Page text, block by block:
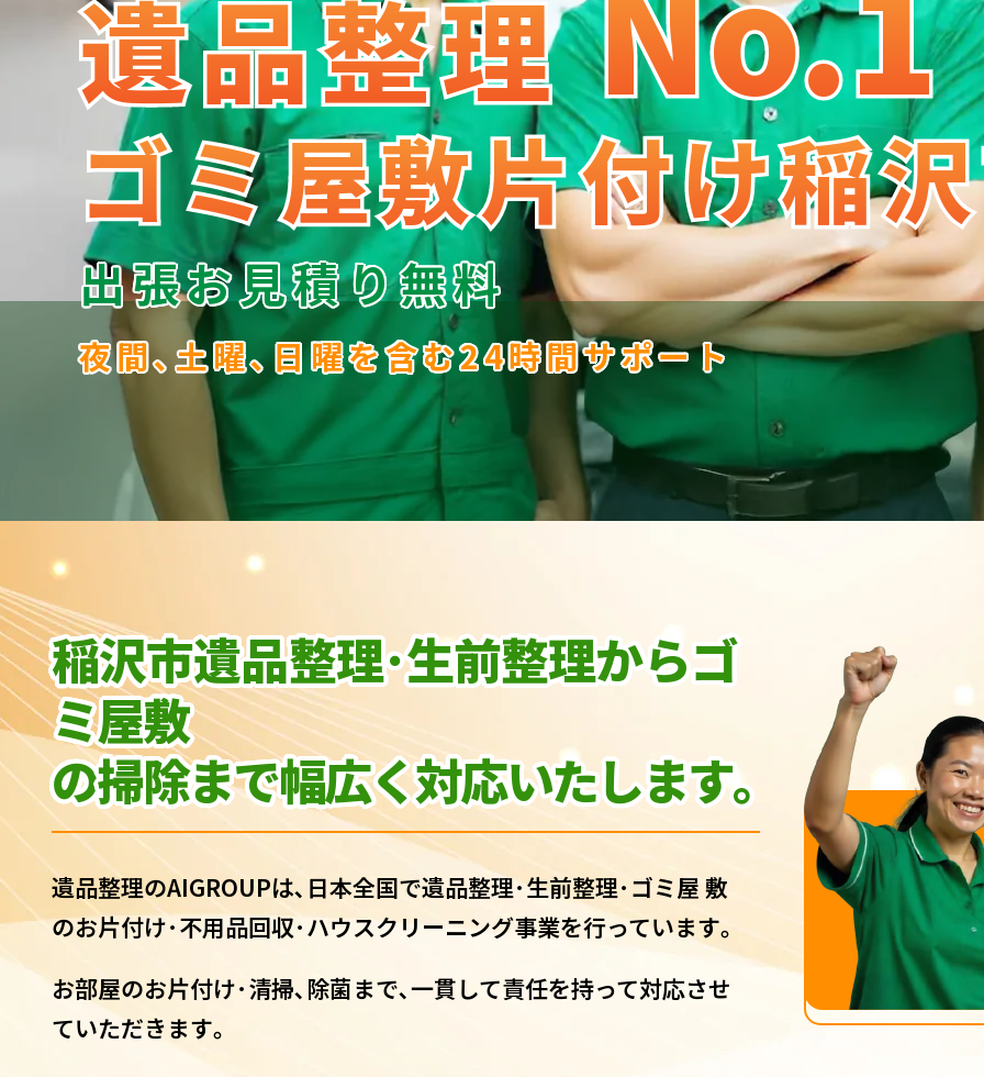
遺品整理
ゴミ屋敷片付け稲
遺品整理
ゴミ屋敷片付け稲
出張お見積り無料
夜間､土曜､日曜を含む24時間サポート
稲沢市遺品整理･生前整理からゴ
ミ屋敷
の掃除まで幅広く対応いたします｡
遺品整理のAIGROUPは､日本全国で遺品整理･生前整理･ゴミ屋 敷
のお片付け･不用品回収･ハウスクリーニング事業を行っています｡
お部屋のお片付け･清掃､除菌まで､一貫して責任を持って対応させ
ていただきます｡